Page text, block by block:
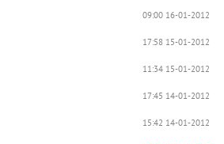
09:00 16-01-2012
17:58 15-01-2012
11:34 15-01-2012
17:45 14-01-2012
15:42 14-01-2012